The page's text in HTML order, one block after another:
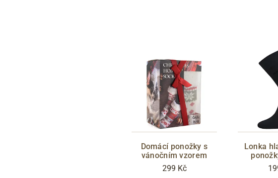
Domácí ponožky s
vánočním vzorem
299 Kč
Lonka